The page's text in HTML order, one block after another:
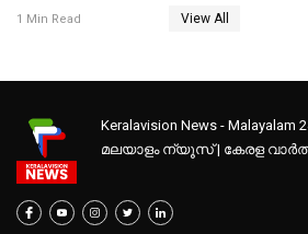
1 Min Read View All
Keralavision News - Malayalam
മലയാളം ന്യൂസ് | കേരള